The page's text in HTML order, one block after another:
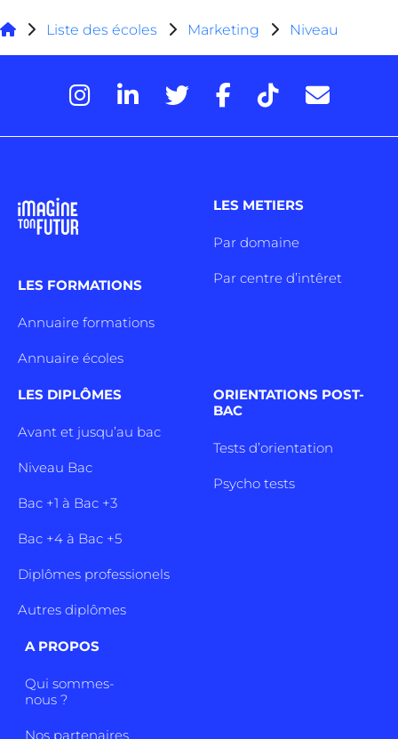
Liste des écoles Marketing Niveau
LES FORMATIONS
Annuaire formations
Annuaire écoles
LES METIERS
Par domaine
Par centre d’intêret
LES DIPLÔMES
Avant et jusqu’au bac
Niveau Bac
Bac +1 à Bac +3
Bac +4 à Bac +5
Diplômes professionels
Autres diplômes
ORIENTATIONS POST-
BAC
Tests d’orientation
Psycho tests
A PROPOS
Qui sommes-
nous ?
Nos partenaires